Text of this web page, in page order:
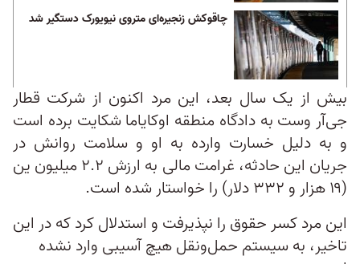
چاقوکش زنجیره‌ای متروی نیویورک دستگیر شد
بیش از یک سال بعد، این مرد اکنون از شرکت قطار
جی‌آر وست به دادگاه منطقه اوکایاما شکایت برده است
و به دلیل خسارت وارده به او و سلامت روانش در
جریان این حادثه، غرامت مالی به ارزش ۲.۲ میلیون ین
(۱۹ هزار و ۳۳۲ دلار) را خواستار شده است.
این مرد کسر حقوق را نپذیرفت و استدلال کرد که در این
تاخیر، به سیستم حمل‌و‌نقل هیچ آسیبی وارد نشده